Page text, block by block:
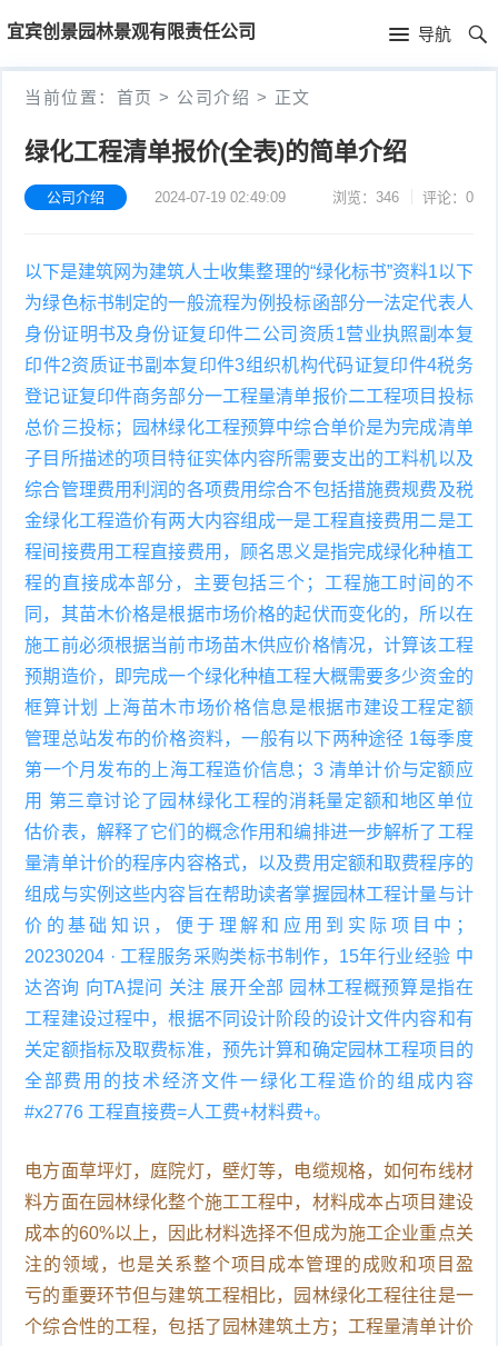
宜宾创景园林景观有限责任公司 导航
首
页
首
当前位置： 首页 > 公司介绍 > 正文
绿化工程清单报价(全表)的简单介绍
公司介绍 2024-07-19 02:49:09 浏览：346 评论：0
以下是建筑网为建筑人士收集整理的“绿化标书”资料1以下
为绿色标书制定的一般流程为例投标函部分一法定代表人
身份证明书及身份证复印件二公司资质1营业执照副本复
印件2资质证书副本复印件3组织机构代码证复印件4税务
登记证复印件商务部分一工程量清单报价二工程项目投标
总价三投标；园林绿化工程预算中综合单价是为完成清单
子目所描述的项目特征实体内容所需要支出的工料机以及
综合管理费用利润的各项费用综合不包括措施费规费及税
金绿化工程造价有两大内容组成一是工程直接费用二是工
程间接费用工程直接费用，顾名思义是指完成绿化种植工
程的直接成本部分，主要包括三个；工程施工时间的不
同，其苗木价格是根据市场价格的起伏而变化的，所以在
施工前必须根据当前市场苗木供应价格情况，计算该工程
预期造价，即完成一个绿化种植工程大概需要多少资金的
框算计划 上海苗木市场价格信息是根据市建设工程定额
管理总站发布的价格资料，一般有以下两种途径 1每季度
第一个月发布的上海工程造价信息；3 清单计价与定额应
用 第三章讨论了园林绿化工程的消耗量定额和地区单位
估价表，解释了它们的概念作用和编排进一步解析了工程
量清单计价的程序内容格式，以及费用定额和取费程序的
组成与实例这些内容旨在帮助读者掌握园林工程计量与计
价的基础知识，便于理解和应用到实际项目中；
20230204 · 工程服务采购类标书制作，15年行业经验 中
达咨询 向TA提问 关注 展开全部 园林工程概预算是指在
工程建设过程中，根据不同设计阶段的设计文件内容和有
关定额指标及取费标准，预先计算和确定园林工程项目的
全部费用的技术经济文件一绿化工程造价的组成内容
#x2776 工程直接费=人工费+材料费+。
电方面草坪灯，庭院灯，壁灯等，电缆规格，如何布线材
料方面在园林绿化整个施工工程中，材料成本占项目建设
成本的60%以上，因此材料选择不但成为施工企业重点关
注的领域，也是关系整个项目成本管理的成败和项目盈
亏的重要环节但与建筑工程相比，园林绿化工程往往是一
个综合性的工程，包括了园林建筑土方；工程量清单计价